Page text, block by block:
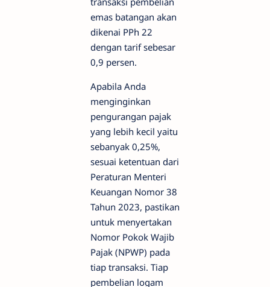
emas batangan akan
dikenai PPh 22
dengan tarif sebesar
0,9 persen.
Apabila Anda
menginginkan
pengurangan pajak
yang lebih kecil yaitu
sebanyak 0,25%,
sesuai ketentuan dari
Peraturan Menteri
Keuangan Nomor 38
Tahun 2023, pastikan
untuk menyertakan
Nomor Pokok Wajib
Pajak (NPWP) pada
tiap transaksi. Tiap
pembelian logam